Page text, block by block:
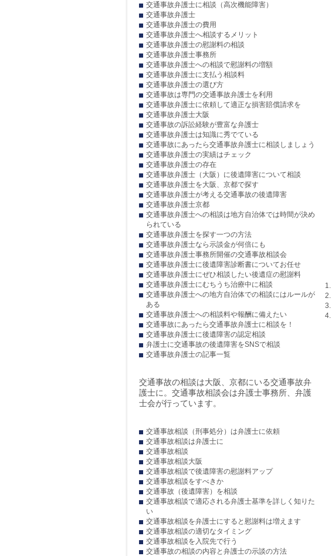
交通事故弁護士に相談（高次機能障害）
交通事故弁護士
交通事故弁護士の費用
交通事故弁護士へ相談するメリット
交通事故弁護士の慰謝料の相談
交通事故弁護士事務所
交通事故弁護士への相談で慰謝料の増額
交通事故弁護士に支払う相談料
交通事故弁護士の選び方
交通事故は専門の交通事故弁護士を利用
交通事故弁護士に依頼して適正な損害賠償請求を
交通事故弁護士大阪
交通事故の訴訟経験が豊富な弁護士
交通事故弁護士は知識に秀でている
交通事故にあったら交通事故弁護士に相談しましょう
交通事故弁護士の実績はチェック
交通事故弁護士の存在
交通事故弁護士（大阪）に後遺障害について相談
交通事故弁護士を大阪、京都で探す
交通事故弁護士が考える交通事故の後遺障害
交通事故弁護士京都
交通事故弁護士への相談は地方自治体では時間が決め
られている
交通事故弁護士を探す一つの方法
交通事故弁護士なら示談金が何倍にも
交通事故弁護士事務所開催の交通事故相談会
交通事故弁護士に後遺障害診断書についてお任せ
交通事故弁護士にぜひ相談したい後遺症の慰謝料
交通事故弁護士にむちうち治療中に相談
交通事故弁護士への地方自治体での相談にはルールが
ある
交通事故弁護士への相談料や報酬に備えたい
交通事故にあったら交通事故弁護士に相談を！
交通事故弁護士に後遺障害の認定相談
弁護士に交通事故の後遺障害をSNSで相談
交通事故弁護士の記事一覧
交通事故の相談は大阪、京都にいる交通事故弁
護士に。交通事故相談会は弁護士事務所、弁護
士会が行っています。
交通事故相談（刑事処分）は弁護士に依頼
交通事故相談は弁護士に
交通事故相談
交通事故相談大阪
交通事故相談で後遺障害の慰謝料アップ
交通事故相談をすべきか
交通事故（後遺障害）を相談
交通事故相談で適応される弁護士基準を詳しく知りた
い
交通事故相談を弁護士にすると慰謝料は増えます
交通事故相談の適切なタイミング
交通事故相談を入院先で行う
交通事故の相談の内容と弁護士の示談の方法